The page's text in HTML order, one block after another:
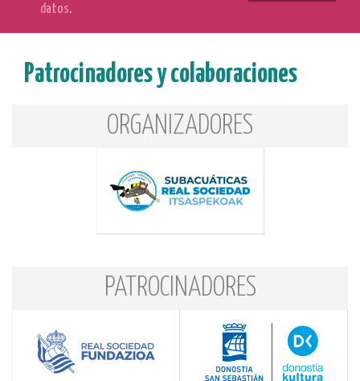
datos.
Patrocinadores y colaboraciones
ORGANIZADORES
PATROCINADORES